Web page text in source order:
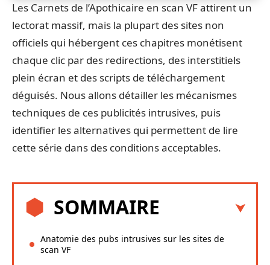
Les Carnets de l’Apothicaire en scan VF attirent un
lectorat massif, mais la plupart des sites non
officiels qui hébergent ces chapitres monétisent
chaque clic par des redirections, des interstitiels
plein écran et des scripts de téléchargement
déguisés. Nous allons détailler les mécanismes
techniques de ces publicités intrusives, puis
identifier les alternatives qui permettent de lire
cette série dans des conditions acceptables.
SOMMAIRE
Anatomie des pubs intrusives sur les sites de
scan VF